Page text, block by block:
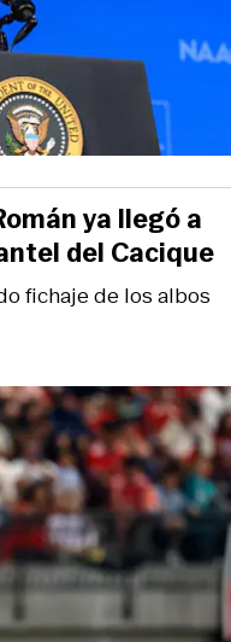
fichaje de los albos
ya llegó a
del Cacique